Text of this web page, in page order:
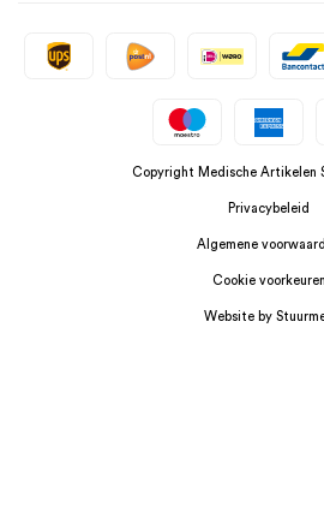
Copyright Medische Artikelen
Privacybeleid
Algemene
Cookie voorkeuren
Website by